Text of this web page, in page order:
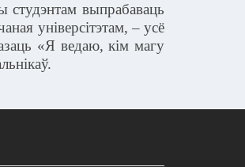
студэнтам выпрабаваць
універсітэтам, – усё
«Я ведаю, кім магу